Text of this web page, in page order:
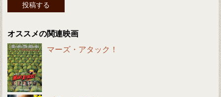
オススメの関連映画
マーズ・アタック！